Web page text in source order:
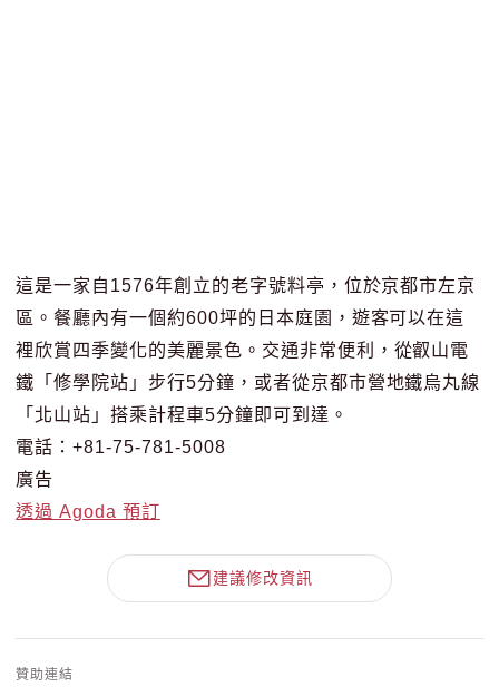
這是一家自1576年創立的老字號料亭，位於京都市左京
區。餐廳內有一個約600坪的日本庭園，遊客可以在這
裡欣賞四季變化的美麗景色。交通非常便利，從叡山電
鐵「修學院站」步行5分鐘，或者從京都市營地鐵烏丸線
「北山站」搭乘計程車5分鐘即可到達。
電話：+81-75-781-5008
廣告
透過 Agoda 預訂
建議修改資訊
贊助連結